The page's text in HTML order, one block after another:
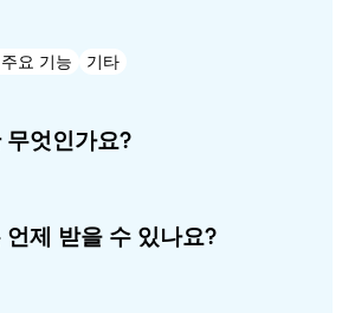
요 기능 기타
무엇인가요?
제 받을 수 있나요?